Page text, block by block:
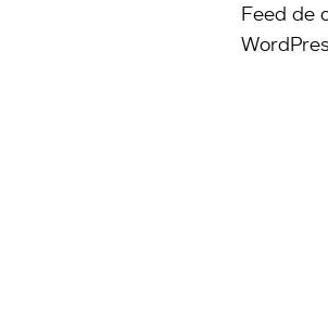
Feed de